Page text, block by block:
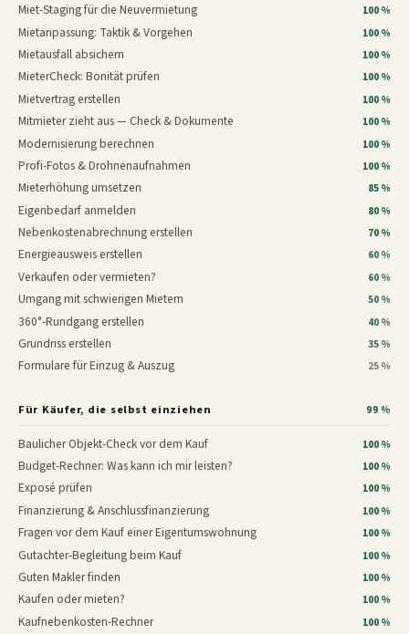
Miet-Staging für die Neuvermietung 100 %
Mietanpassung: Taktik & Vorgehen 100 %
Mietausfall absichern 100 %
MieterCheck: Bonität prüfen 100 %
Mietvertrag erstellen 100 %
Mitmieter zieht aus — Check & Dokumente 100 %
Modernisierung berechnen 100 %
Profi-Fotos & Drohnenaufnahmen 100 %
Mieterhöhung umsetzen 85 %
Eigenbedarf anmelden 80 %
Nebenkostenabrechnung erstellen 70 %
Energieausweis erstellen 60 %
Verkaufen oder vermieten? 60 %
Umgang mit schwierigen Mietern 50 %
360°-Rundgang erstellen 40 %
Grundriss erstellen 35 %
Formulare für Einzug & Auszug 25 %
Für Käufer, die selbst einziehen 99 %
Baulicher Objekt-Check vor dem Kauf 100 %
Budget-Rechner: Was kann ich mir leisten? 100 %
Exposé prüfen 100 %
Finanzierung & Anschlussfinanzierung 100 %
Fragen vor dem Kauf einer Eigentumswohnung 100 %
Gutachter-Begleitung beim Kauf 100 %
Guten Makler finden 100 %
Kaufen oder mieten? 100 %
Kaufnebenkosten-Rechner 100 %